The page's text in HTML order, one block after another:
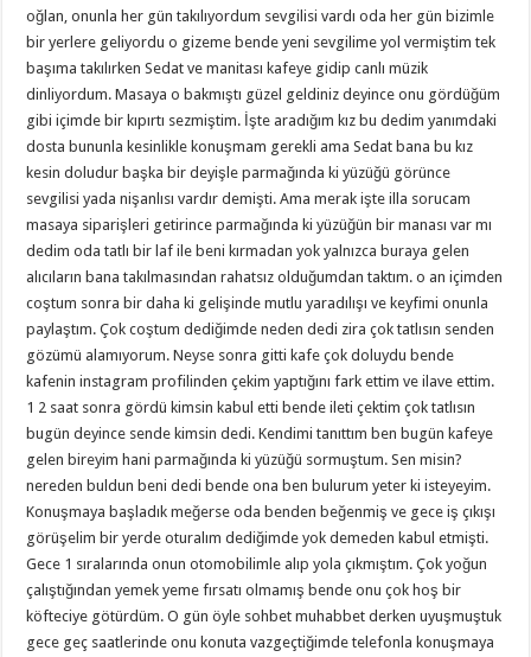
oğlan, onunla her gün takılıyordum sevgilisi vardı oda her gün bizimle
bir yerlere geliyordu o gizeme bende yeni sevgilime yol vermiştim tek
başıma takılırken Sedat ve manitası kafeye gidip canlı müzik
dinliyordum. Masaya o bakmıştı güzel geldiniz deyince onu gördüğüm
gibi içimde bir kıpırtı sezmiştim. İşte aradığım kız bu dedim yanımdaki
dosta bununla kesinlikle konuşmam gerekli ama Sedat bana bu kız
kesin doludur başka bir deyişle parmağında ki yüzüğü görünce
sevgilisi yada nişanlısı vardır demişti. Ama merak işte illa sorucam
masaya siparişleri getirince parmağında ki yüzüğün bir manası var mı
dedim oda tatlı bir laf ile beni kırmadan yok yalnızca buraya gelen
alıcıların bana takılmasından rahatsız olduğumdan taktım. o an içimden
coştum sonra bir daha ki gelişinde mutlu yaradılışı ve keyfimi onunla
paylaştım. Çok coştum dediğimde neden dedi zira çok tatlısın senden
gözümü alamıyorum. Neyse sonra gitti kafe çok doluydu bende
kafenin instagram profilinden çekim yaptığını fark ettim ve ilave ettim.
1 2 saat sonra gördü kimsin kabul etti bende ileti çektim çok tatlısın
bugün deyince sende kimsin dedi. Kendimi tanıttım ben bugün kafeye
gelen bireyim hani parmağında ki yüzüğü sormuştum. Sen misin?
nereden buldun beni dedi bende ona ben bulurum yeter ki isteyeyim.
Konuşmaya başladık meğerse oda benden beğenmiş ve gece iş çıkışı
görüşelim bir yerde oturalım dediğimde yok demeden kabul etmişti.
Gece 1 sıralarında onun otomobilimle alıp yola çıkmıştım. Çok yoğun
çalıştığından yemek yeme fırsatı olmamış bende onu çok hoş bir
köfteciye götürdüm. O gün öyle sohbet muhabbet derken uyuşmuştuk
gece geç saatlerinde onu konuta vazgeçtiğimde telefonla konuşmaya